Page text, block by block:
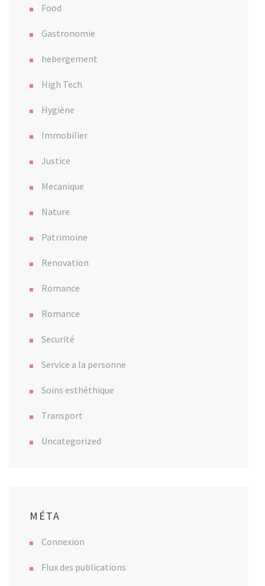
Food
Gastronomie
hebergement
High Tech
Hygiène
Immobilier
Justice
Mecanique
Nature
Patrimoine
Renovation
Romance
Romance
Securité
Service a la personne
Soins esthéthique
Transport
Uncategorized
MÉTA
Connexion
Flux des publications